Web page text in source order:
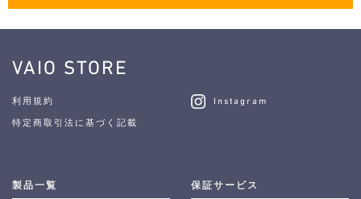
VAIO STORE
利用規約
特定商取引法に基づく記載
Instagram
製品一覧 保証サービス